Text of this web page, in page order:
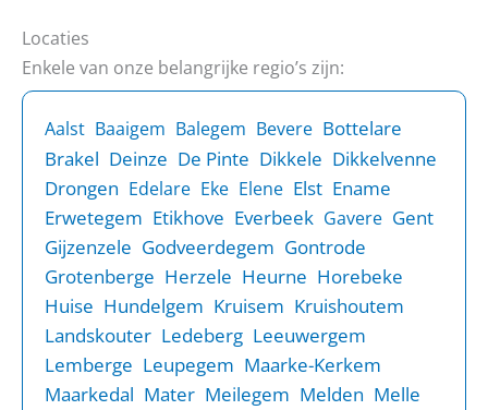
Locaties
Enkele van onze belangrijke regio’s zijn:
Aalst Baaigem Balegem Bevere Bottelare
Brakel Deinze De Pinte Dikkele Dikkelvenne
Drongen Edelare Eke Elene Elst Ename
Erwetegem Etikhove Everbeek Gavere Gent
Gijzenzele Godveerdegem Gontrode
Grotenberge Herzele Heurne Horebeke
Huise Hundelgem Kruisem Kruishoutem
Landskouter Ledeberg Leeuwergem
Lemberge Leupegem Maarke-Kerkem
Maarkedal Mater Meilegem Melden Melle